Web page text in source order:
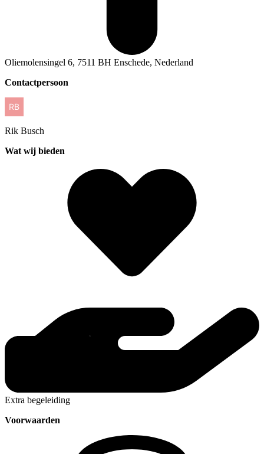
Oliemolensingel 6, 7511 BH Enschede, Nederland
Contactpersoon
Rik Busch
Wat wij bieden
Extra begeleiding
Voorwaarden